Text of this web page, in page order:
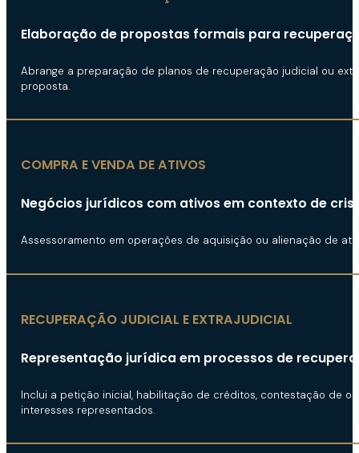
Elaboração de propostas formais para
Abrange a preparação de planos de recuperação judicial ou
proposta.
COMPRA E VENDA DE ATIVOS
Negócios jurídicos com ativos em contexto de
Assessoramento em operações de aquisição ou alienação de
RECUPERAÇÃO JUDICIAL E EXTRAJUDICIAL
Representação jurídica em processos de
Inclui a petição inicial, habilitação de créditos, contestação de
interesses representados.